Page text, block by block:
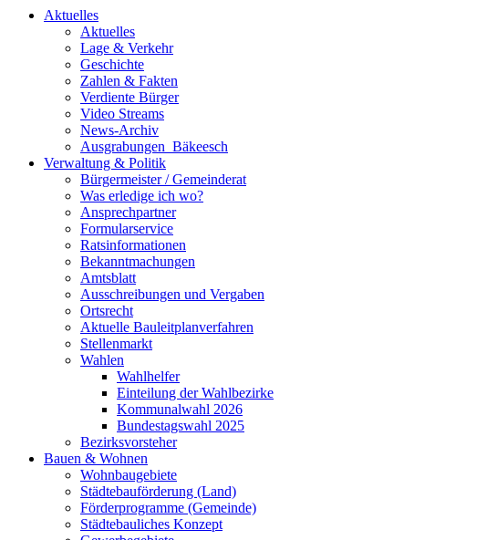
Aktuelles
Aktuelles
Lage & Verkehr
Geschichte
Zahlen & Fakten
Verdiente Bürger
Video Streams
News-Archiv
Ausgrabungen_Bäkeesch
Verwaltung & Politik
Bürgermeister / Gemeinderat
Was erledige ich wo?
Ansprechpartner
Formularservice
Ratsinformationen
Bekanntmachungen
Amtsblatt
Ausschreibungen und Vergaben
Ortsrecht
Aktuelle Bauleitplanverfahren
Stellenmarkt
Wahlen
Wahlhelfer
Einteilung der Wahlbezirke
Kommunalwahl 2026
Bundestagswahl 2025
Bezirksvorsteher
Bauen & Wohnen
Wohnbaugebiete
Städtebauförderung (Land)
Förderprogramme (Gemeinde)
Städtebauliches Konzept